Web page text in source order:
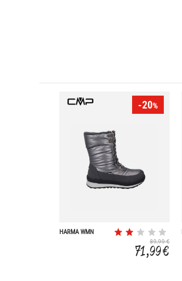
-20%
HARMA WMN
89,99 €
71,99 €